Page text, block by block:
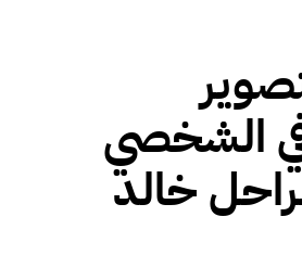
الشخصي
خالد